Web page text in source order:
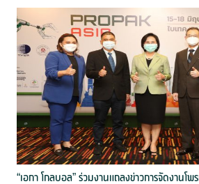
“เอกา โกลบอล” ร่วมงานแถลงข่าวการจัดงานโ